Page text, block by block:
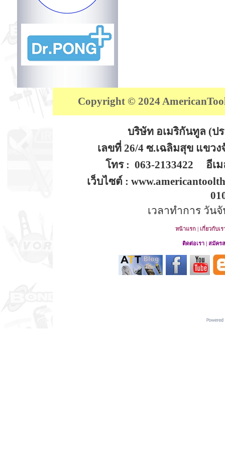
Copyright © 2024
บริษัท อเมริกันทูล (ป
เลขที่ 26/4 ซ.เฉลิมสุข แขวง
โทร : 063-2133422 อีเม
เว็บไซต์ :
เวลาทำการ วัน
หน้าแรก | เกี่ยวกับเร
ติดต่อเรา | สมัคร